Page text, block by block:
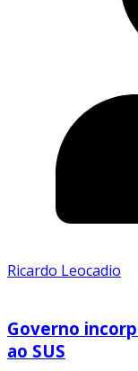
Ricardo Leocadio
Governo
ao SUS